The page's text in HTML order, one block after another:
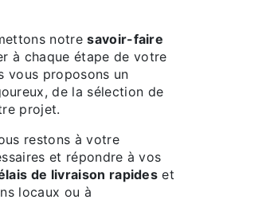
notresavoir-faire
à chaque étape de votre
vous proposons un
de la sélection de
projet.
restons à votre
et répondre à vos
de livraison rapides et
locaux ou à